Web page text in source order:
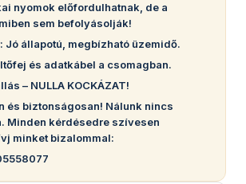
nyomok előfordulhatnak, de a
sem befolyásolják!
Jó állapotú, megbízható üzemidő.
és adatkábel a csomagban.
– NULLA KOCKÁZAT!
és biztonságosan! Nálunk nincs
Minden kérdésedre szívesen
minket bizalommal: